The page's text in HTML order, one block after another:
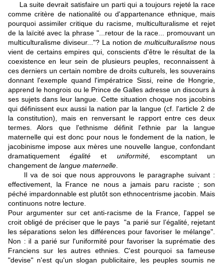
La suite devrait satisfaire un parti qui a toujours rejeté la race
comme critère de nationalité ou d'appartenance ethnique, mais
pourquoi assimiler critique du racisme, multiculturalisme et rejet
de la laïcité avec la phrase "...retour de la race... promouvant un
multiculturalisme diviseur..."? La notion demulticulturalisme nous
vient de certains empires qui, conscients d'être le résultat de la
coexistence en leur sein de plusieurs peuples, reconnaissent à
ces derniers un certain nombre de droits culturels, les souverains
donnant l'exemple quand l'impératrice Sissi, reine de Hongrie,
apprend le hongrois ou le Prince de Galles adresse un discours à
ses sujets dans leur langue. Cette situation choque nos jacobins
qui définissent eux aussi la nation par la langue (cf. l'article 2 de
la constitution), mais en renversant le rapport entre ces deux
termes. Alors que l'ethnisme définit l'ethnie par la langue
maternelle qui est donc pour nous le fondement de la nation, le
jacobinisme impose aux mères une nouvelle langue, confondant
dramatiquementégalité et uniformité, escomptant un
changement de langue maternelle
Il va de soi que nous approuvons le paragraphe suivant :
effectivement, la France ne nous a jamais paru raciste ; son
péché impardonnable est plutôt son ethnocentrisme jacobin. Mais
continuons notre lecture.
Pour argumenter sur cet anti-racisme de la France, l'appel se
croit obligé de préciser que le pays "a parié sur l’égalité, rejetant
les séparations selon les différences pour favoriser le mélange".
Non : il a parié sur l'uniformité pour favoriser la suprématie des
Franciens sur les autres ethnies. C'est pourquoi sa fameuse
"devise" n'est qu'un slogan publicitaire, les peuples soumis ne